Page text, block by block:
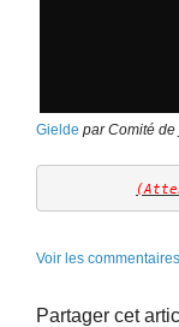
Gielde par Comité
Voir les commentaires
Partager cet